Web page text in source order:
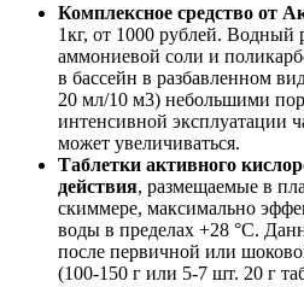
Комплексное средство от
1кг, от 1000 рублей. Водный
аммониевой соли и
в бассейн в разбавленном
20 мл/10 м3) небольшими
интенсивной эксплуатации
может увеличиваться.
Таблетки активного
действия, размещаемые в
скиммере, максимально
воды в пределах +28 °С.
после первичной или
(100-150 г или 5-7 шт. 20 г